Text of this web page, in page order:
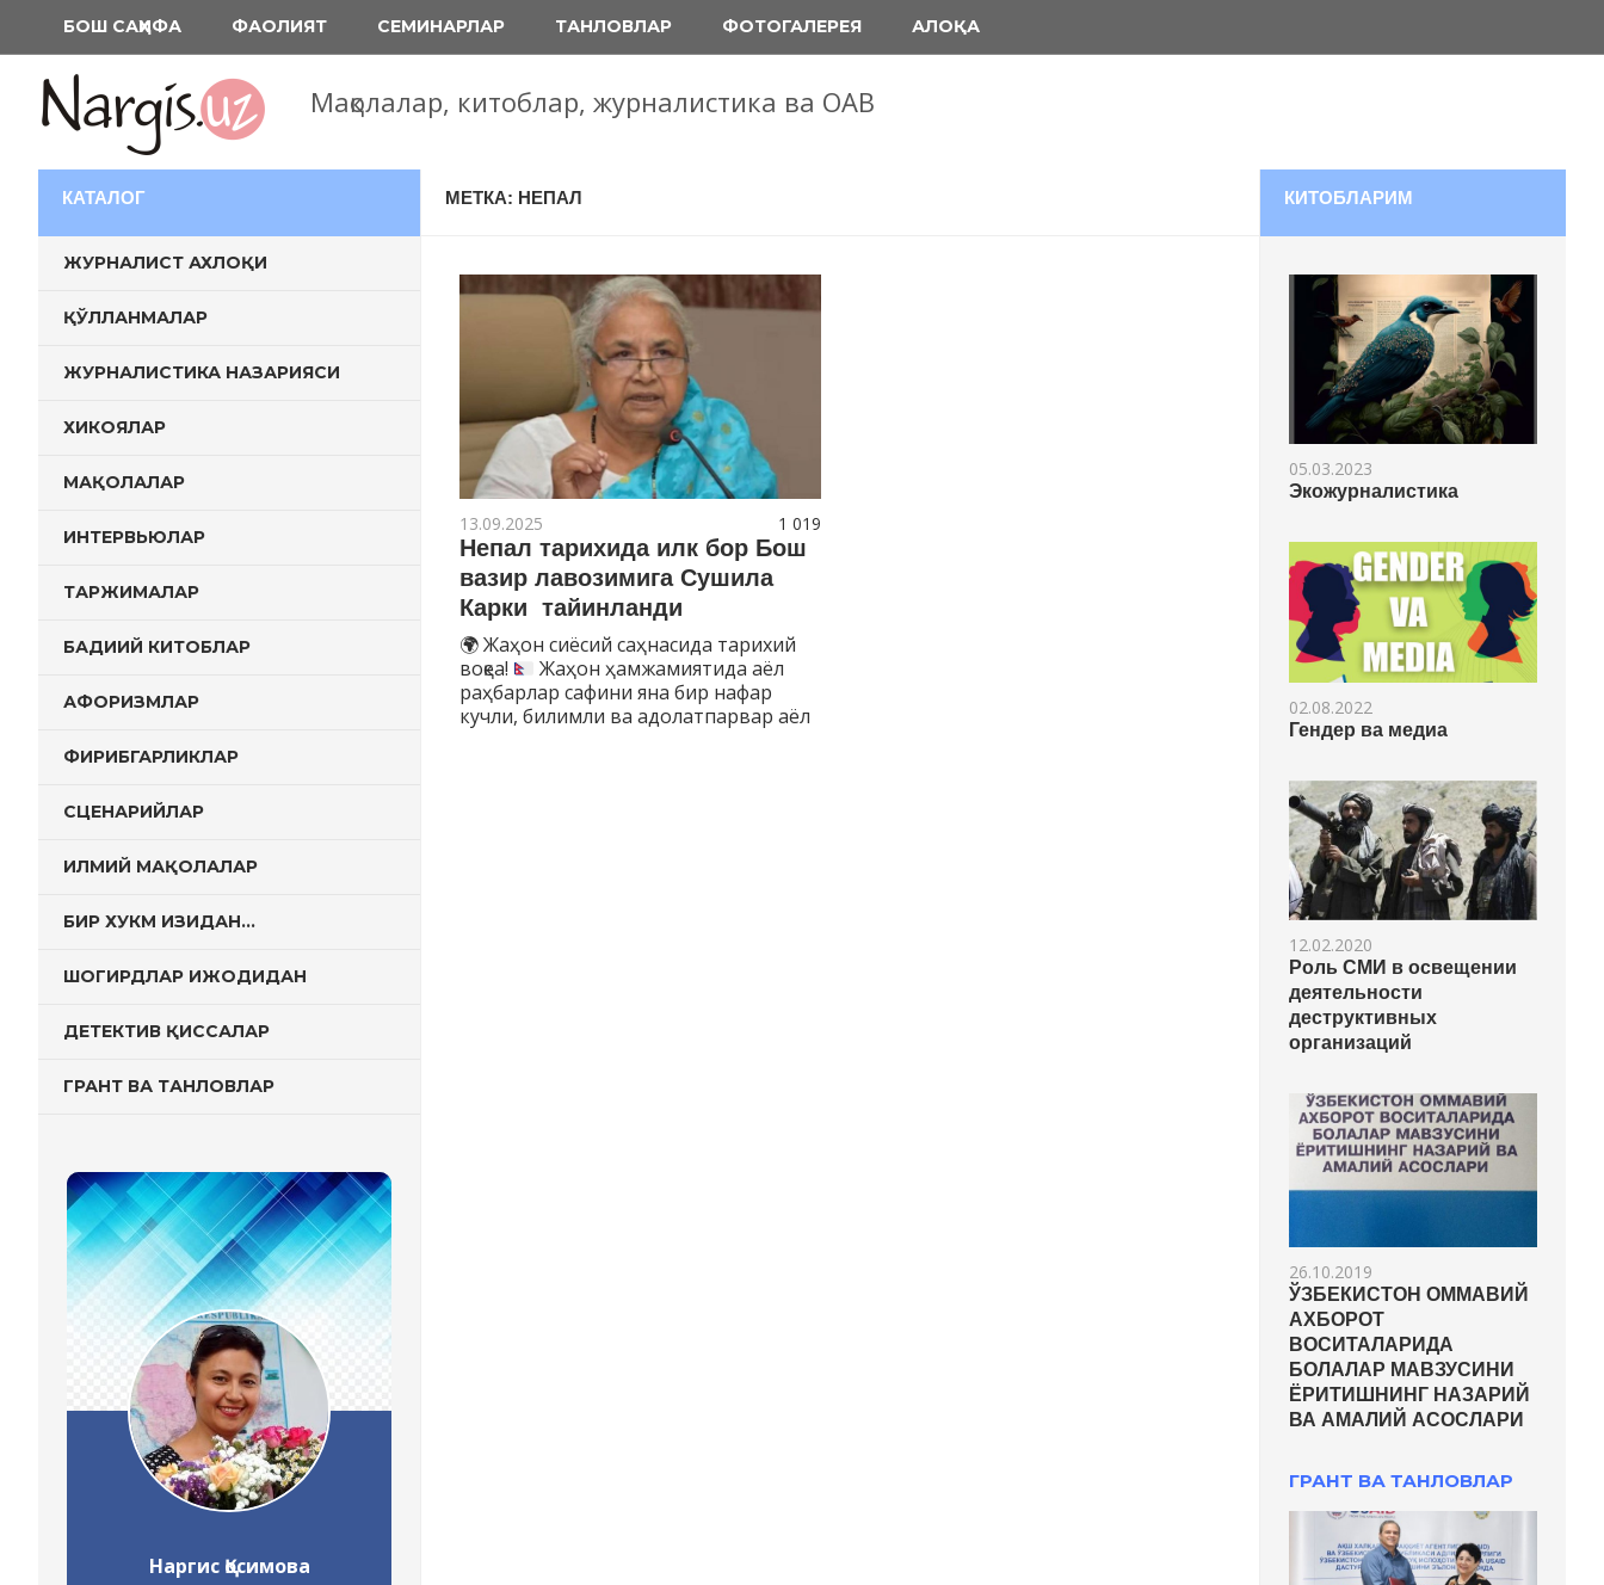
содержимому
БОШ САҲИФА ФАОЛИЯТ СЕМИНАРЛАР ТАНЛОВЛАР ФОТОГАЛЕРЕЯ АЛОҚА
Мақолалар, китоблар, журналистика ва ОАВ
МЕТКА: НЕПАЛ
1 019
13.09.2025
Непал тарихида илк бор Бош
вазир лавозимига Сушила
Карки тайинланди
🌍Жаҳон сиёсий саҳнасида тарихий
воқеа!
Жаҳон ҳамжамиятида аёл
раҳбарлар сафини яна бир нафар
кучли, билимли ва адолатпарвар аёл
КАТАЛОГ
ЖУРНАЛИСТ АХЛОҚИ
ҚЎЛЛАНМАЛАР
ЖУРНАЛИСТИКА НАЗАРИЯСИ
ХИКОЯЛАР
МАҚОЛАЛАР
ИНТЕРВЬЮЛАР
ТАРЖИМАЛАР
БАДИИЙ КИТОБЛАР
АФОРИЗМЛАР
ФИРИБГАРЛИКЛАР
СЦЕНАРИЙЛАР
ИЛМИЙ МАҚОЛАЛАР
БИР ХУКМ ИЗИДАН…
ШОГИРДЛАР ИЖОДИДАН
ДЕТЕКТИВ ҚИССАЛАР
ГРАНТ ВА ТАНЛОВЛАР
Наргис Қосимова
КИТОБЛАРИМ
05.03.2023
Экожурналистика
02.08.2022
Гендер ва медиа
12.02.2020
Роль СМИ в освещении
деятельности
деструктивных
организаций
26.10.2019
ЎЗБЕКИСТОН ОММАВИЙ
АХБОРОТ
ВОСИТАЛАРИДА
БОЛАЛАР МАВЗУСИНИ
ЁРИТИШНИНГ НАЗАРИЙ
ВА АМАЛИЙ АСОСЛАРИ
ГРАНТ ВА ТАНЛОВЛАР